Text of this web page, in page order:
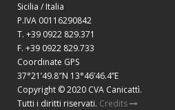
Sicilia / Italia
P.IVA 00116290842
T. +39 0922 829.371
F. +39 0922 829.733
Coordinate GPS
37°21’49.8″N 13°46’46.4”E
Copyright © 2020 CVA Canicattì.
Tutti i diritti riservati. Credits